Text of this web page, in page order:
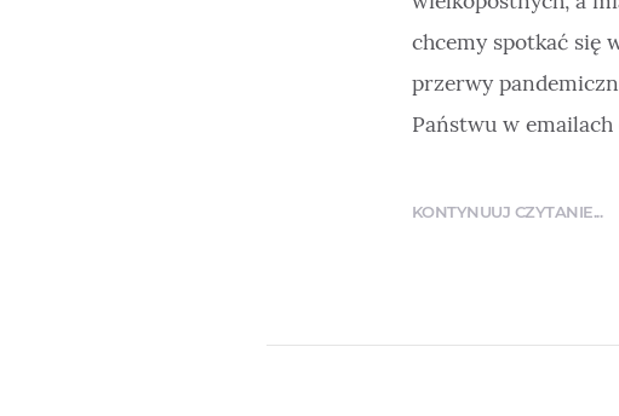
chcemy spotkać się
przerwy
Państwu w
KONTYNUUJ CZYTANIE...